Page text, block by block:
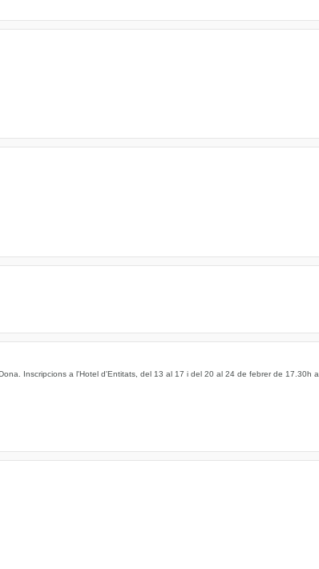
Inscripcions a l'Hotel d'Entitats, del 13 al 17 i del 20 al 24 de febrer de 17.30h a